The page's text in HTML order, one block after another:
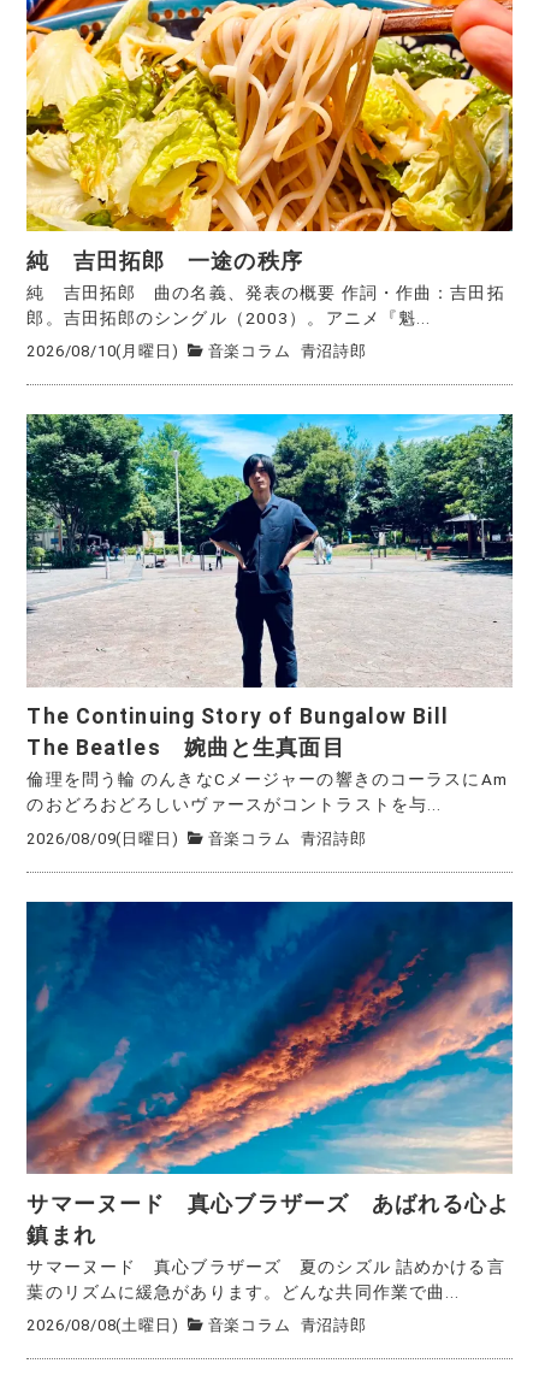
純 吉田拓郎 一途の秩序
純 吉田拓郎 曲の名義、発表の概要 作詞・作曲：吉田拓
郎。吉田拓郎のシングル（2003）。アニメ『魁...
2026/08/10(月曜日) 音楽コラム 青沼詩郎
The Continuing Story of Bungalow Bill
The Beatles 婉曲と生真面目
倫理を問う輪 のんきなCメージャーの響きのコーラスにAm
のおどろおどろしいヴァースがコントラストを与...
2026/08/09(日曜日) 音楽コラム 青沼詩郎
サマーヌード 真心ブラザーズ あばれる心よ
鎮まれ
サマーヌード 真心ブラザーズ 夏のシズル 詰めかける言
葉のリズムに緩急があります。どんな共同作業で曲...
2026/08/08(土曜日) 音楽コラム 青沼詩郎